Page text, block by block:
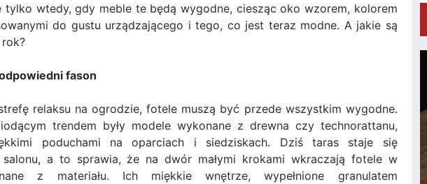
tylko wtedy, gdy meble te będą wygodne, ciesząc oko wzorem, kolorem
do gustu urządzającego i tego, co jest teraz modne. A jakie są
fason
relaksu na ogrodzie, fotele muszą być przede wszystkim wygodne.
trendem były modele wykonane z drewna czy technorattanu,
poduchami na oparciach i siedziskach. Dziś taras staje się
salonu, a to sprawia, że na dwór małymi krokami wkraczają fotele w
z materiału. Ich miękkie wnętrze, wypełnione granulatem